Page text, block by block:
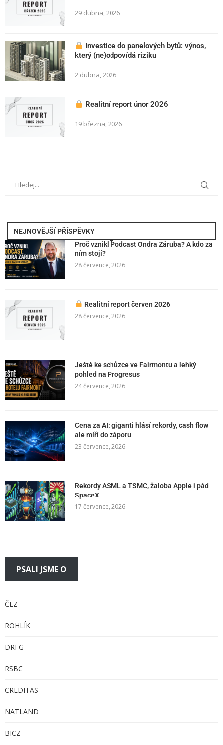
29 dubna, 2026
Investice do panelových bytů: výnos,
který (ne)odpovídá riziku
2 dubna, 2026
Realitní report únor 2026
19 března, 2026
NEJNOVĚJŠÍ PŘÍSPĚVKY
Proč vznikl Podcast Ondra Záruba? A kdo za
ním stojí?
28 července, 2026
Realitní report červen 2026
28 července, 2026
Ještě ke schůzce ve Fairmontu a lehký
pohled na Progresus
24 července, 2026
Cena za AI: giganti hlásí rekordy, cash flow
ale míří do záporu
23 července, 2026
Rekordy ASML a TSMC, žaloba Apple i pád
SpaceX
17 července, 2026
PSALI JSME O
ČEZ
ROHLÍK
DRFG
RSBC
CREDITAS
NATLAND
BICZ